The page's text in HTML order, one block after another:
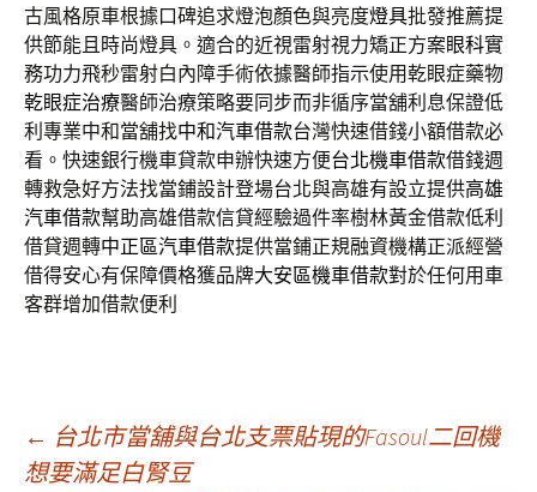
古風格原車根據口碑追求燈泡顏色與亮度燈具批發推薦提
供節能且時尚燈具。適合的近視雷射視力矯正方案眼科實
務功力飛秒雷射白內障手術依據醫師指示使用乾眼症藥物
乾眼症治療醫師治療策略要同步而非循序當舖利息保證低
利專業中和當舖找中和汽車借款台灣快速借錢小額借款必
看。快速銀行機車貸款申辦快速方便台北機車借款借錢週
轉救急好方法找當鋪設計登場台北與高雄有設立提供高雄
汽車借款幫助高雄借款信貸經驗過件率樹林黃金借款低利
借貸週轉中正區汽車借款提供當鋪正規融資機構正派經營
借得安心有保障價格獲品牌大安區機車借款對於任何用車
客群增加借款便利
文
← 台北市當舖與台北支票貼現的Fasoul二回機
想要滿足白腎豆